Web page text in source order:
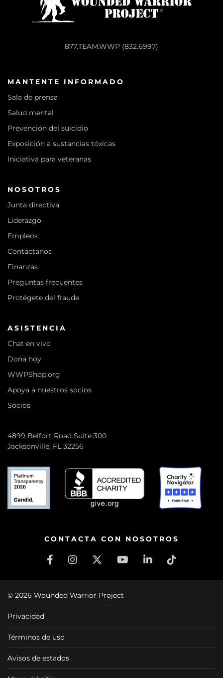
877.TEAM.WWP (832.6997)
MANTENTE INFORMADO
Sala de prensa
Salud mental
Prevención del suicidio
Exposición a sustancias tóxicas
Iniciativa para veteranas
NOSOTROS
Junta directiva
Liderazgo
Empleos
Contáctanos
Finanzas
Preguntas frecuentes
Protégete del fraude
ASISTENCIA
Chat en vivo
Dona hoy
WWPShop.org
Apoya a nuestros socios
Socios
4899 Belfort Road Suite 300
Jacksonville, FL 32256
CONTACTA CON NOSOTROS
© 2026 Wounded Warrior Project
Privacidad
Términos de uso
Avisos de estados